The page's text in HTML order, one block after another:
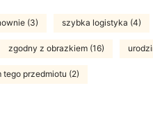
(3) szybka logistyka (4)
zgodny z obrazkiem (16)
tego przedmiotu (2)